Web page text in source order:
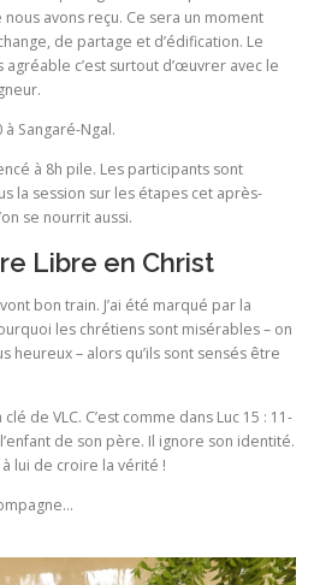
nous avons reçu. Ce sera un moment
de partage et d’édification. Le
agréable c’est surtout d’œuvrer avec le
Sangaré-Ngal.
à 8h pile. Les participants sont
la session sur les étapes cet après-
se nourrit aussi.
Libre en Christ
bon train. J’ai été marqué par la
les chrétiens sont misérables – on
heureux – alors qu’ils sont sensés être
de VLC. C’est comme dans Luc 15 : 11-
de son père. Il ignore son identité.
à lui de croire la vérité !